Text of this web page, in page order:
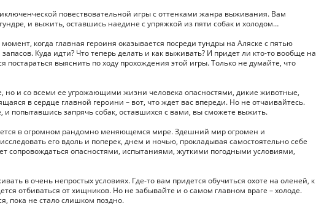
повествовательной игры с оттенками жанра выживания. Вам
и выжить, оставшись наедине с упряжкой из пяти собак и холодом…
когда главная героиня оказывается посреди тундры на Аляске с пятью
Куда идти? Что теперь делать и как выживать? И придет ли кто-то вообще на
выяснить по ходу прохождения этой игры. Только не думайте, что
но и со всеми ее угрожающими жизни человека опасностями, дикие животные,
в сердце главной героини – вот, что ждет вас впереди. Но не отчаивайтесь.
и попытавшись запрячь собак, оставшихся с вами, вы сможете выжить.
в огромном рандомно меняющемся мире. Здешний мир огромен и
его вдоль и поперек, днем и ночью, прокладывая самостоятельно себе
сопровождаться опасностями, испытаниями, жуткими погодными условиями,
в очень непростых условиях. Где-то вам придется обучиться охоте на оленей, к
отбиваться от хищников. Но не забывайте и о самом главном враге – холоде.
пока не стало слишком поздно.